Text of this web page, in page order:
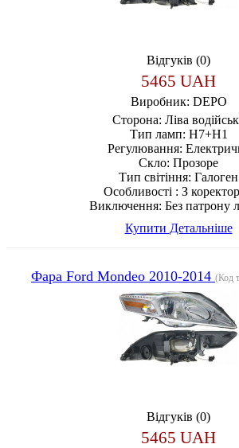
Відгуків (0)
5465 UAH
Виробник: DEPO
Сторона: Ліва
Тип ламп: H7+H1
Регулювання:
Скло: Прозоре
Тип світіння: Галоген
Особливості : З
Виключення: Без патрону
Купити Детальніше
Фара Ford Mondeo 2010-2014 (Код
Відгуків (0)
5465 UAH